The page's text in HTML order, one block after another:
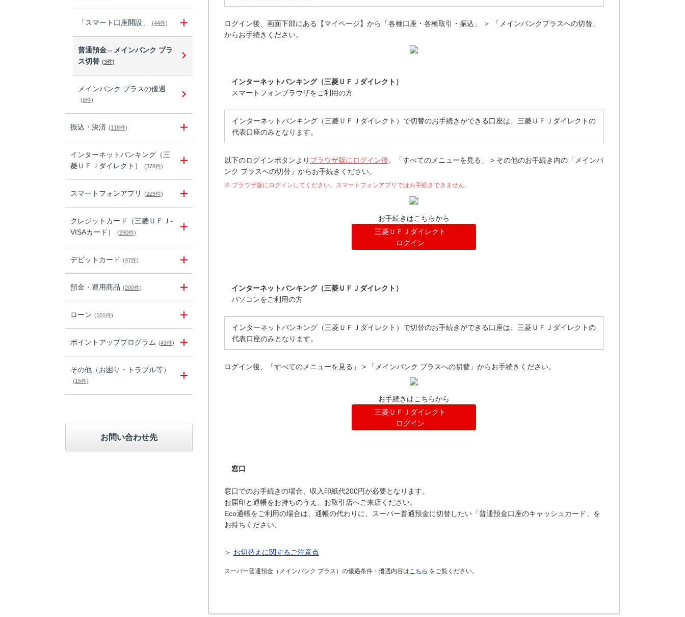
「スマート口座開設」 (44件)
普通預金⇔メインバンク プラ
ス切替 (3件)
メインバンク プラスの優遇
(9件)
振込・決済 (118件)
インターネットバンキング（三
菱ＵＦＪダイレクト）
(378件)
スマートフォンアプリ (223件)
クレジットカード（三菱ＵＦＪ-
VISAカード）
(290件)
デビットカード (47件)
預金・運用商品 (200件)
ローン (101件)
ポイントアッププログラム (43件)
その他（お困り・トラブル等）
(15件)
お問い合わせ先
ログイン後、画面下部にある【マイページ】から「各種口座・各種取引・振込」 ＞ 「メインバンクプラスへの切替」
からお手続きください。
インターネットバンキング（三菱ＵＦＪダイレクト）
スマートフォンブラウザをご利用の方
インターネットバンキング（三菱ＵＦＪダイレクト）で切替のお手続きができる口座は、三菱ＵＦＪダイレクトの
代表口座のみとなります。
以下のログインボタンより ブラウザ版にログイン後 、「すべてのメニューを見る」 > その他のお手続き内の「メインバ
ンク プラスへの切替」からお手続きください。
※ ブラウザ版にログインしてください。スマートフォンアプリではお手続きできません。
お手続きはこちらから
三菱ＵＦＪダイレクト
ログイン
インターネットバンキング（三菱ＵＦＪダイレクト）
パソコンをご利用の方
インターネットバンキング（三菱ＵＦＪダイレクト）で切替のお手続きができる口座は、三菱ＵＦＪダイレクトの
代表口座のみとなります。
ログイン後、「すべてのメニューを見る」 > 「メインバンク プラスへの切替」からお手続きください。
お手続きはこちらから
三菱ＵＦＪダイレクト
ログイン
窓口
窓口でのお手続きの場合、収入印紙代200円が必要となります。
お届印と通帳をお持ちのうえ、お取引店へご来店ください。
Eco通帳をご利用の場合は、通帳の代わりに、スーパー普通預金に切替したい「普通預金口座のキャッシュカード」を
お持ちください。
＞ お切替えに関するご注意点
スーパー普通預金（メインバンク プラス）の優遇条件・優遇内容は こちら をご覧ください。